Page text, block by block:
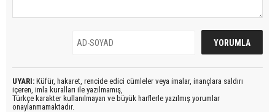
UYARI: Küfür, hakaret, rencide edici cümleler veya imalar, inançlara saldırı
içeren, imla kuralları ile yazılmamış,
Türkçe karakter kullanılmayan ve büyük harflerle yazılmış yorumlar
onaylanmamaktadır.